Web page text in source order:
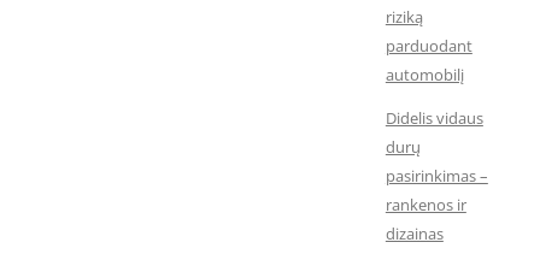
riziką
parduodant
automobilį
Didelis vidaus
durų
pasirinkimas –
rankenos ir
dizainas